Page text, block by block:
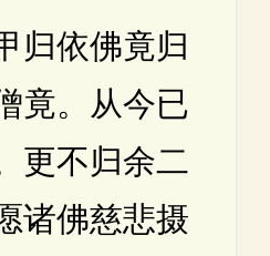
依佛竟归
竟。从今已
更不归余二
诸佛慈悲摄